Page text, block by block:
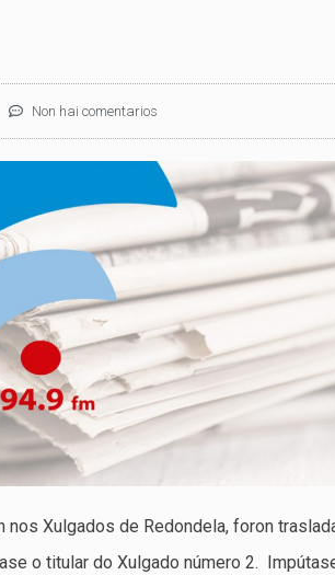
Non hai comentarios
Xulgados de Redondela, foron
o titular do Xulgado número 2.